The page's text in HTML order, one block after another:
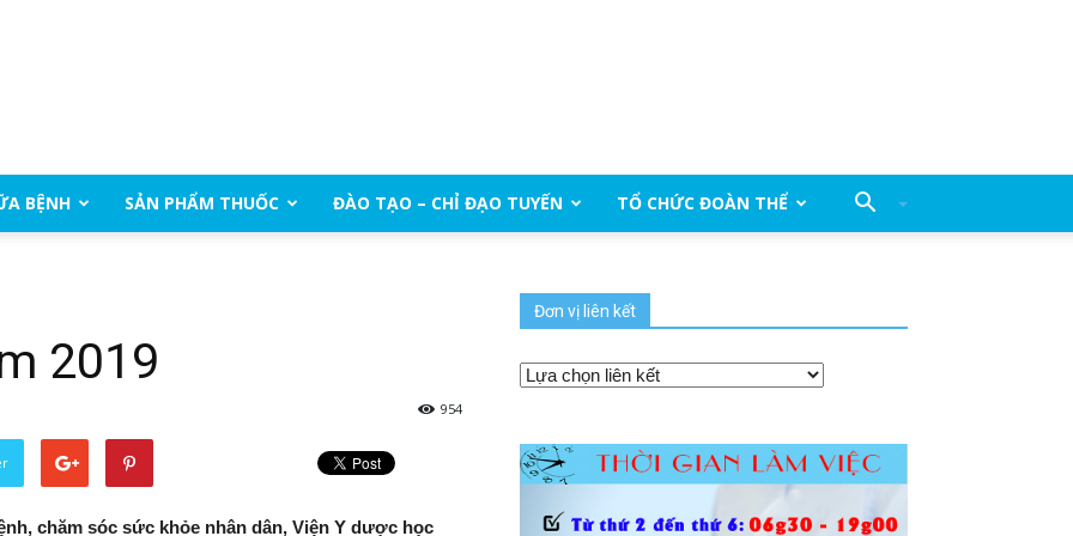
BỆNH SẢN PHẨM THUỐC ĐÀO TẠO – CHỈ ĐẠO TUYẾN TỔ CHỨC ĐOÀN THỂ
2019
954
chăm sóc sức khỏe nhân dân, Viện Y dược học
Đơn vị liên kết